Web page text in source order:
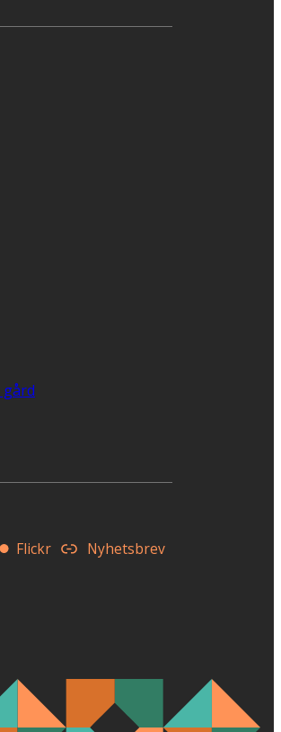
gård
Flickr Nyhetsbrev